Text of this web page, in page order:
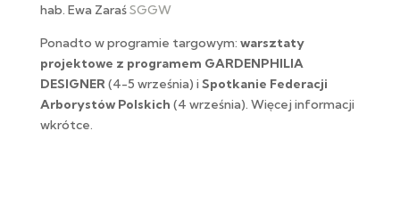
hab. Ewa ZaraśSGGW
Ponadto w programie targowym: warsztaty
projektowe z programem GARDENPHILIA
DESIGNER(4-5 września) i Spotkanie Federacji
Arborystów Polskich (4 września). Więcej informacji
wkrótce.